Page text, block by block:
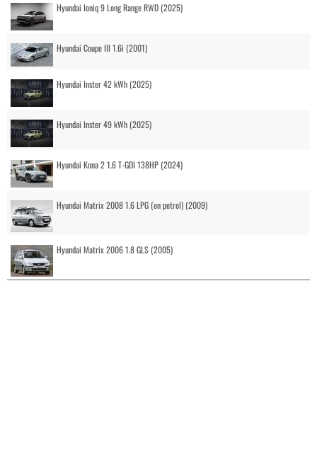
Hyundai Ioniq 9 Long Range RWD (2025)
Hyundai Coupe III 1.6i (2001)
Hyundai Inster 42 kWh (2025)
Hyundai Inster 49 kWh (2025)
Hyundai Kona 2 1.6 T-GDI 138HP (2024)
Hyundai Matrix 2008 1.6 LPG (on petrol) (2009)
Hyundai Matrix 2006 1.8 GLS (2005)